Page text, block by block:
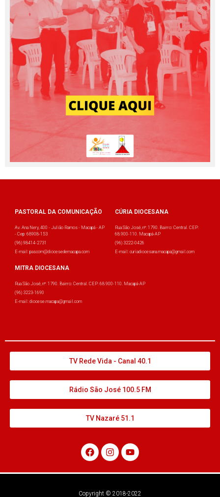
PASTORAL DA COMUNICAÇÃO
Av. Ana Nery, 400 - Julião Ramos - Macapá - AP
- Cep: 68908-153
(96) 98414-2731
E-mail: pascom@diocesedemacapa.com
CÚRIA DIOCESANA
Rua São José, nº: 1790. Bairro: Central. CEP:
68.900-110. Macapá-AP
(96) 3222-0426
E-mail: curiadiocesana.macapa@gmail.com
MITRA DIOCESANA
Rua São José, nº: 1790. Bairro: Central. CEP: 68.900-110. Macapá-AP
(96) 3223-1690
E-mail: diocese.macapa@gmail.com
TV Rede Vida - Canal 40.1
Rádio São José 100.5 FM
TV Nazaré 51.1
Copyright © 2018-2022